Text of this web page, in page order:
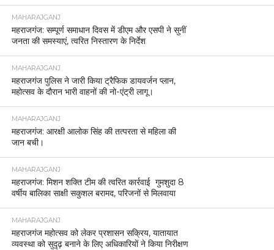
MAHARAJGANJ
महराजगंज: सम्पूर्ण समाधान दिवस में डीएम और एसपी ने सुनीं
जनता की समस्याएं, त्वरित निस्तारण के निर्देश
MAHARAJGANJ
महराजगंज पुलिस ने जारी किया ट्रैफिक डायवर्जन प्लान,
महोत्सव के दौरान भारी वाहनों की नो-एंट्री लागू।
MAHARAJGANJ
महराजगंज: आरक्षी आलोक सिंह की तत्परता से महिला की
जान बची।
MAHARAJGANJ
महराजगंज: मिशन शक्ति टीम की त्वरित कार्रवाई गुमशुदा 8
वर्षीय बालिका साक्षी सकुशल बरामद, परिजनों से मिलवाया
MAHARAJGANJ
महराजगंज महोत्सव को लेकर प्रशासन सक्रिय, यातायात
व्यवस्था को सुदृढ़ बनाने के लिए अधिकारियों ने किया निरीक्षण